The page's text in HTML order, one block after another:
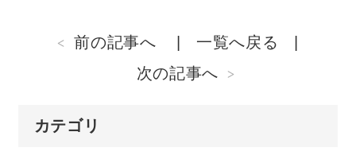
前の記事へ
一覧へ戻る
次の記事へ
カテゴリ